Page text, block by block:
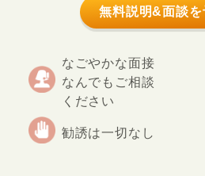
無料説明&面談を
なごやかな面接
なんでもご相談
ください
勧誘は一切なし